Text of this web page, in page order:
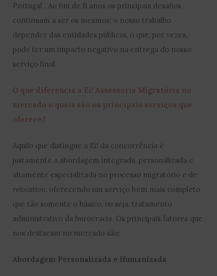
Portugal . Ao fim de 11 anos os principais desafios
continuam a ser os mesmos: o nosso trabalho
depender das entidades públicas, o que, por vezes,
pode ter um impacto negativo na entrega do nosso
serviço final.
O que diferencia a Ei! Assessoria Migratória no
mercado e quais são os principais serviços que
oferece?
Aquilo que distingue a Ei! da concorrência é
justamente a abordagem integrada, personalizada e
altamente especializada no processo migratório e de
relocation , oferecendo um serviço bem mais completo
que tão somente o básico, ou seja, tratamento
administrativo da burocracia. Os principais fatores que
nos destacam no mercado são:
Abordagem Personalizada e Humanizada